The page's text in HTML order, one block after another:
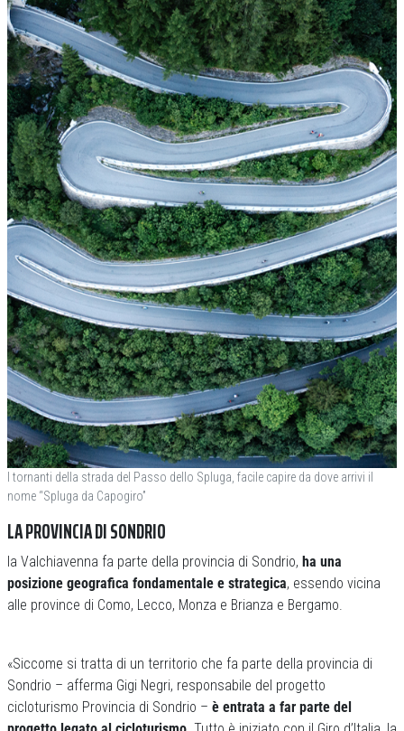
I tornanti della strada del Passo dello Spluga, facile capire da dove arrivi il
nome “Spluga da Capogiro”
LA PROVINCIA DI SONDRIO
la Valchiavenna fa parte della provincia di Sondrio, ha una
posizione geografica fondamentale e strategica, essendo vicina
alle province di Como, Lecco, Monza e Brianza e Bergamo.
«Siccome si tratta di un territorio che fa parte della provincia di
Sondrio – afferma Gigi Negri, responsabile del progetto
cicloturismo Provincia di Sondrio – è entrata a far parte del